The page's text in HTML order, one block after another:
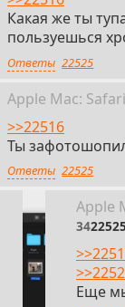
Какая же ты
пользуешься
Ответы 22525
Apple Mac: Safari
>>22516
Ты
Ответы 22525
Apple
3422525
Еще